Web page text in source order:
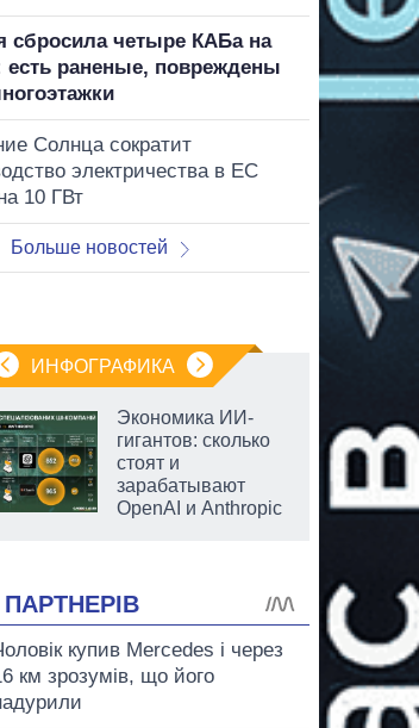
сбросила четыре КАБа на
раненые, повреждены
Солнца сократит
электричества в ЕС
10 ГВт
Больше новостей
ИНФОГРАФИКА
Экономика ИИ-
гигантов: сколько
стоят и
зарабатывают
OpenAI и Anthropic